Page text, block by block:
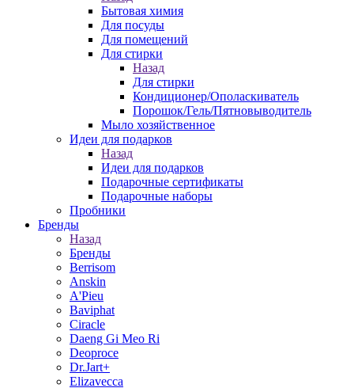
Бытовая химия
Для посуды
Для помещений
Для стирки
Назад
Для стирки
Кондиционер/Ополаскиватель
Порошок/Гель/Пятновыводитель
Мыло хозяйственное
Идеи для подарков
Назад
Идеи для подарков
Подарочные сертификаты
Подарочные наборы
Пробники
Бренды
Назад
Бренды
Berrisom
Anskin
A'Pieu
Baviphat
Ciracle
Daeng Gi Meo Ri
Deoproce
Dr.Jart+
Elizavecca